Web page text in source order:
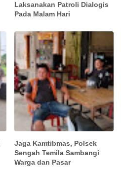
Laksanakan Patroli Dialogis
Pada Malam Hari
Jaga Kamtibmas, Polsek
Sengah Temila Sambangi
Warga dan Pasar